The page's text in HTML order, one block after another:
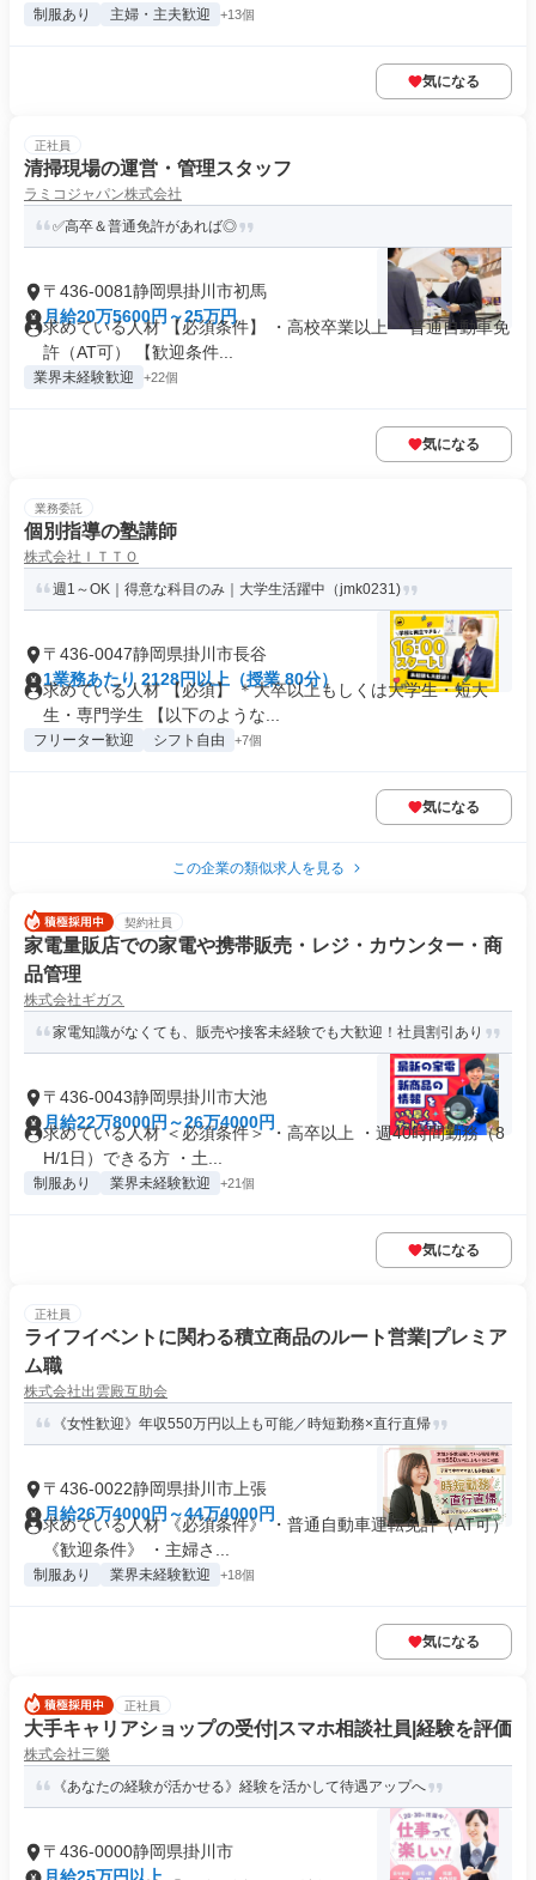
制服あり 主婦・主夫歓迎 +13個
気になる
正社員
清掃現場の運営・管理スタッフ
ラミコジャパン株式会社
✅高卒＆普通免許があれば◎
〒436-0081静岡県掛川市初馬
月給20万5600円～25万円
求めている人材 【必須条件】 ・高校卒業以上 ・普通自動車免
許（AT可） 【歓迎条件...
業界未経験歓迎 +22個
気になる
業務委託
個別指導の塾講師
株式会社ＩＴＴＯ
週1～OK｜得意な科目のみ｜大学生活躍中（jmk0231)
〒436-0047静岡県掛川市長谷
1業務あたり 2128円以上（授業 80分）
求めている人材 【必須】 ＊大卒以上もしくは大学生・短大
生・専門学生 【以下のような...
フリーター歓迎 シフト自由 +7個
気になる
この企業の類似求人を見る
契約社員
家電量販店での家電や携帯販売・レジ・カウンター・商
品管理
株式会社ギガス
家電知識がなくても、販売や接客未経験でも大歓迎！社員割引あり
〒436-0043静岡県掛川市大池
月給22万8000円～26万4000円
求めている人材 ＜必須条件＞ ・高卒以上 ・週40時間勤務（8
H/1日）できる方 ・土...
制服あり 業界未経験歓迎 +21個
気になる
正社員
ライフイベントに関わる積立商品のルート営業|プレミア
ム職
株式会社出雲殿互助会
《女性歓迎》年収550万円以上も可能／時短勤務×直行直帰
〒436-0022静岡県掛川市上張
月給26万4000円～44万4000円
求めている人材 《必須条件》 ・普通自動車運転免許（AT可）
《歓迎条件》 ・主婦さ...
制服あり 業界未経験歓迎 +18個
気になる
正社員
大手キャリアショップの受付|スマホ相談社員|経験を評価
株式会社三樂
《あなたの経験が活かせる》経験を活かして待遇アップへ
〒436-0000静岡県掛川市